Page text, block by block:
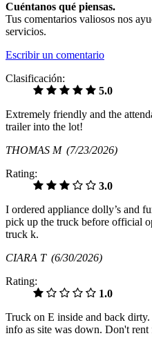
Cuéntanos qué piensas.
Tus comentarios valiosos nos
servicios.
Escribir un comentario
Clasificación:
5.0
Extremely friendly and the
trailer into the lot!
THOMAS M (7/23/2026)
Rating:
3.0
I ordered appliance dolly’s and
pick up the truck before official
truck k.
CIARA T (6/30/2026)
Rating:
1.0
Truck on E inside and back
info as site was down. Don't rent